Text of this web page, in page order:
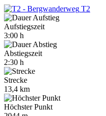
T2
Aufstiegszeit
3:00 h
Abstiegszeit
2:30 h
Strecke
13,4 km
Höchster Punkt